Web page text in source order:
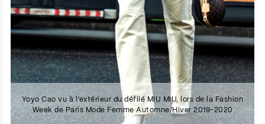
Yoyo Cao vu à l’extérieur du défilé MIU MIU, lors de la Fashion
Week de Paris Mode Femme Automne/Hiver 2019-2020